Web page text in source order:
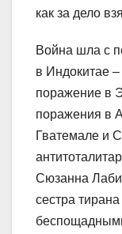
как за дело
Война шла с
в Индокитае
поражение в
поражения в
Гватемале и
Сюзанна
сестра